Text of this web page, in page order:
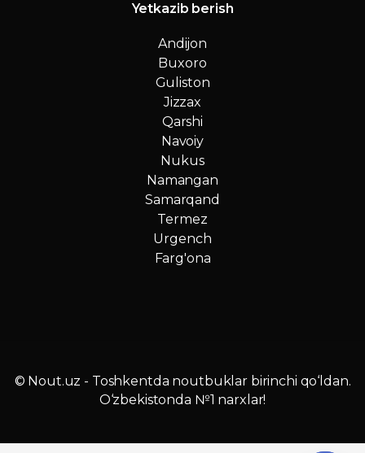
Yetkazib berish
Andijon
Buxoro
Guliston
Jizzax
Qarshi
Navoiy
Nukus
Namangan
Samarqand
Termez
Urgench
Farg'ona
© Nout.uz - Toshkentda noutbuklar birinchi qo‘ldan.
O‘zbekistonda №1 narxlar!